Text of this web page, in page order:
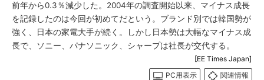
前年から0.3％減少した。2004年の調査開始以来、マイナス成長
を記録したのは今回が初めてだという。ブランド別では韓国勢が
強く、日本の家電大手が続く。しかし日本勢は大幅なマイナス成
長で、ソニー、パナソニック、シャープは社長が交代する。
[EE Times Japan]
PC用表示
関連情報